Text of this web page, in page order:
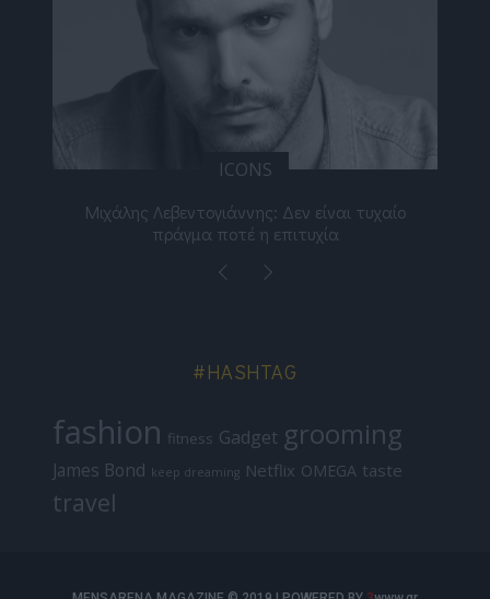
ICONS
Μιχάλης Λεβεντογιάννης: Δεν είναι τυχαίο
πράγμα ποτέ η επιτυχία
#HASHTAG
fashion fitness Gadget grooming
James Bond keep dreaming Netflix OMEGA taste
travel